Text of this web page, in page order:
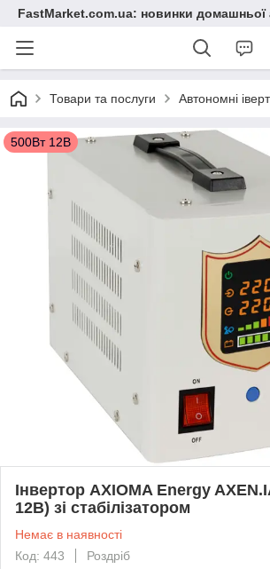
FastMarket.com.ua: новинки домашньої
Товари та послуги Автономні
500Вт 12В
Інвертор AXIOMA Energy
12В) зі стабілізатором
Немає в наявності
Код: 443
Роздріб